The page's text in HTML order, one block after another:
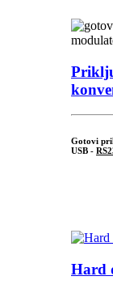
Gotovi
USB -
Hard